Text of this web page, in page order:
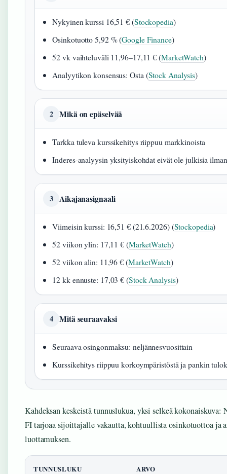
Nykyinen kurssi 16,51 € (Stockopedia)
Osinkotuotto 5,92 % (Google Finance)
52 vk vaihteluväli 11,96–17,11 € (MarketWatch)
Analyytikon konsensus: Osta (Stock Analysis)
2 Mikä on epäselvää
Tarkka tuleva kurssikehitys riippuu markkinoista
Inderes-analyysin yksityiskohdat eivät ole julkisia
3 Aikajanasignaali
Viimeisin kurssi: 16,51 € (21.6.2026) (Stockopedia)
52 viikon ylin: 17,11 € (MarketWatch)
52 viikon alin: 11,96 € (MarketWatch)
12 kk ennuste: 17,03 € (Stock Analysis)
4 Mitä seuraavaksi
Seuraava osingonmaksu: neljännesvuosittain
Kurssikehitys riippuu korkoympäristöstä ja pankin
Kahdeksan keskeistä tunnuslukua, yksi selkeä kokonaiskuva:
FI tarjoaa sijoittajalle vakautta, kohtuullista osinkotuottoa ja
luottamuksen.
TUNNUSLUKU ARVO